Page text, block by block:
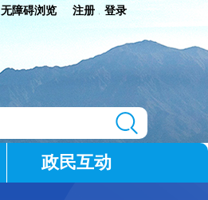
无障碍浏览 注册 登录
政民互动